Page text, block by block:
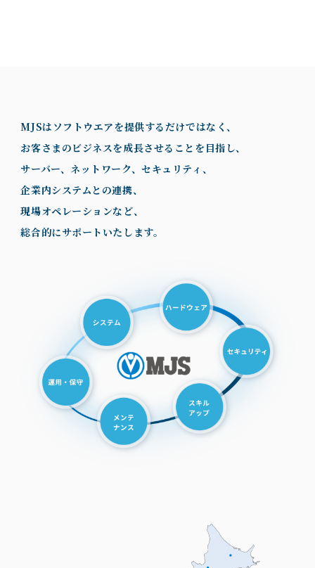
MJSはソフトウエアを提供するだけではなく、
お客さまのビジネスを成長させることを目指し、
サーバー、ネットワーク、セキュリティ、
企業内システムとの連携、
現場オペレーションなど、
総合的にサポートいたします。